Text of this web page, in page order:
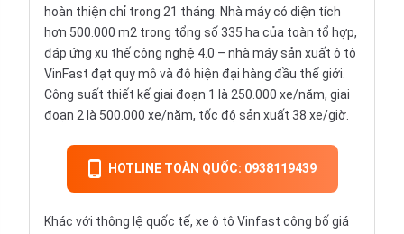
hoàn thiện chỉ trong 21 tháng. Nhà máy có diện tích
hơn 500.000 m2 trong tổng số 335 ha của toàn tổ hợp,
đáp ứng xu thế công nghệ 4.0 – nhà máy sản xuất ô tô
VinFast đạt quy mô và độ hiện đại hàng đầu thế giới.
Công suất thiết kế giai đoạn 1 là 250.000 xe/năm, giai
đoạn 2 là 500.000 xe/năm, tốc độ sản xuất 38 xe/giờ.
HOTLINE TOÀN QUỐC: 0938119439
Khác với thông lệ quốc tế, xe ô tô Vinfast công bố giá